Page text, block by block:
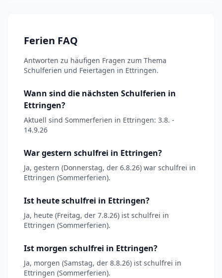
Ferien FAQ
Antworten zu häufigen Fragen zum Thema
Schulferien und Feiertagen in Ettringen.
Wann sind die nächsten Schulferien in
Ettringen?
Aktuell sind Sommerferien in Ettringen: 3.8. -
14.9.26
War gestern schulfrei in Ettringen?
Ja, gestern (Donnerstag, der 6.8.26) war schulfrei in
Ettringen (Sommerferien).
Ist heute schulfrei in Ettringen?
Ja, heute (Freitag, der 7.8.26) ist schulfrei in
Ettringen (Sommerferien).
Ist morgen schulfrei in Ettringen?
Ja, morgen (Samstag, der 8.8.26) ist schulfrei in
Ettringen (Sommerferien).